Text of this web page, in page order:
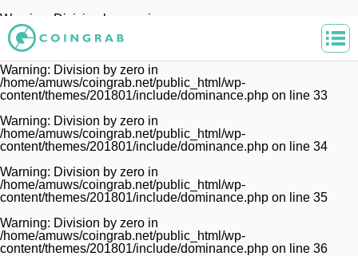
Warning
: Division by zero in
/home/amuws/coingrab.net/public_html/wp-
content/themes/201801/include/dominance.php
32
Warning: Division by zero in
/home/amuws/coingrab.net/public_html/wp-
content/themes/201801/include/dominance.php on line 33
Warning: Division by zero in
/home/amuws/coingrab.net/public_html/wp-
content/themes/201801/include/dominance.php on line 34
Warning: Division by zero in
/home/amuws/coingrab.net/public_html/wp-
content/themes/201801/include/dominance.php on line 35
Warning: Division by zero in
/home/amuws/coingrab.net/public_html/wp-
content/themes/201801/include/dominance.php on line 36